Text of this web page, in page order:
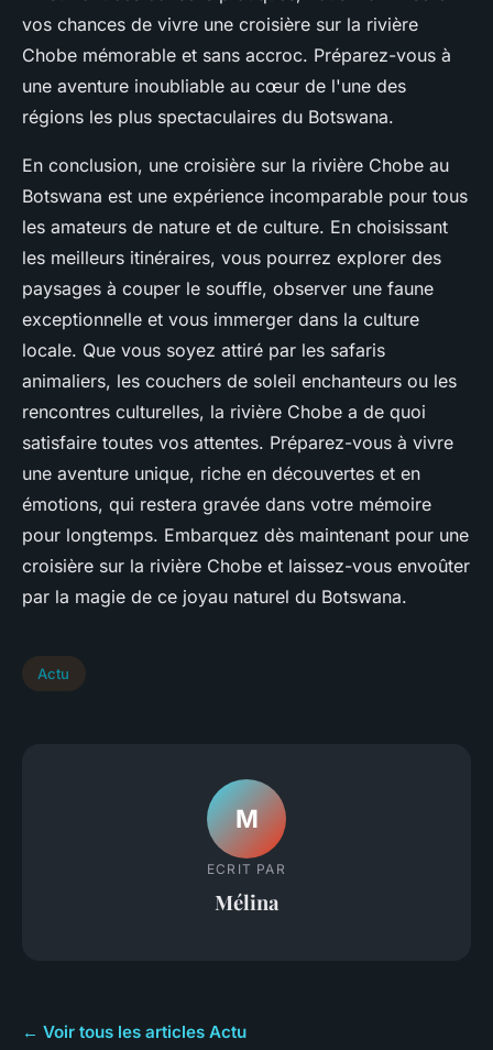
vos chances de vivre une croisière sur la rivière
Chobe mémorable et sans accroc. Préparez-vous à
une aventure inoubliable au cœur de l'une des
régions les plus spectaculaires du Botswana.
En conclusion, une croisière sur la rivière Chobe au
Botswana est une expérience incomparable pour tous
les amateurs de nature et de culture. En choisissant
les meilleurs itinéraires, vous pourrez explorer des
paysages à couper le souffle, observer une faune
exceptionnelle et vous immerger dans la culture
locale. Que vous soyez attiré par les safaris
animaliers, les couchers de soleil enchanteurs ou les
rencontres culturelles, la rivière Chobe a de quoi
satisfaire toutes vos attentes. Préparez-vous à vivre
une aventure unique, riche en découvertes et en
émotions, qui restera gravée dans votre mémoire
pour longtemps. Embarquez dès maintenant pour une
croisière sur la rivière Chobe et laissez-vous envoûter
par la magie de ce joyau naturel du Botswana.
Actu
M
ECRIT PAR
Mélina
← Voir tous les articles Actu